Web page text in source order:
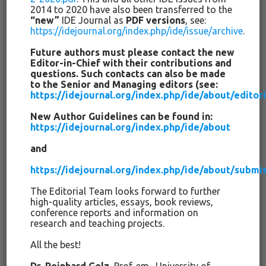
Erste Vorläufer eines Lehrerseminars gab es bereits im 17.
und 18. Jahrhundert. Zu den Aufklärungspädagogen
Keck kommt insbesondere durch den Pietismus die Bildung
des Volkes in den Blick (Keck, 1989, 199). August Hermann
Francke (1663-1727), der bedeutendste Pädagoge unter den
Pietisten, gründete 1694 in Halle an der Saale eine
neben der Schule Spinnereien, Webereien, eine Apotheke
und eine Druckerei enthielt. Der Pietismus lehrte im
Gegensatz zu Luthers Protestantismus, dass der Mensch,
Gott nicht im Stich gelassen werde. Francke war geprägt
durch die Schulordnung von Gotha von 1642 und zielte auf
eine beruflich orientierte realistische Wendung des
Schulwesens ab. Der Pietismus forderte die Trennung von
Staat und Kirche und half, einen neuen Stand des gebildeten
Bürgertums zu schaffen, der das Zentrum der deutschen
2014 to 2020 have also been transferred to the
“new” IDE Journal as PDF versions, see:
https://idejournal.org/index.php/ide/issue/archive.
Future authors must please contact the new
Editor-in-Chief with their contributions and
questions. Such contacts can also be made
to the Senior and Managing editors (see:
https://idejournal.org/index.php/ide/about/
New Author Guidelines can be found in:
https://idejournal.org/index.php/ide/about
and
https://idejournal.org/index.php/ide/about/
The Editorial Team looks forward to further
high-quality articles, essays, book reviews,
conference reports and information on
research and teaching projects.
All the best!